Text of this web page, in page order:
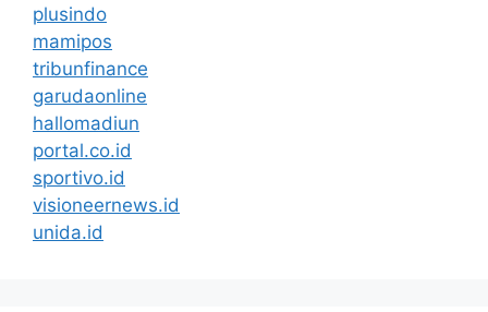
plusindo
mamipos
tribunfinance
garudaonline
hallomadiun
portal.co.id
sportivo.id
visioneernews.id
unida.id